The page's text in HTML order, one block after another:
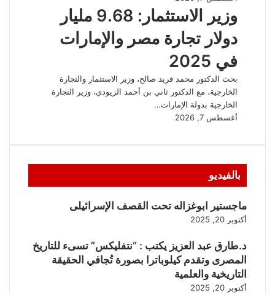
بالفيديو
ماجستير ابوغزاله تحت القصف الإسرائيلى
أكتوبر 20, 2025
د.طارق عبد العزيز يكتب : “نتفليكس” تسىء للتاريخ
المصرى وتقدم كيلوباترا بصورة تُجافي الحقيقة
التاريخية والعلمية
أكتوبر 20, 2025